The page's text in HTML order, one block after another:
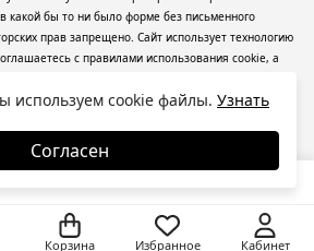
Корзина Избранное Кабинет
какой бы то ни было форме без письменного
прав запрещено. Сайт использует технологию
с правилами использования cookie, а
технологии(информационные
на основе сбора, систематизации и
к предпочтениям пользователей сети
Российской Федерации).
используем cookie файлы. Узнать
Согласен